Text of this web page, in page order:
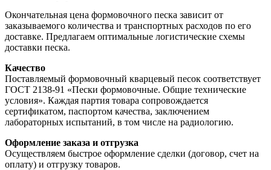
Окончательная цена формовочного песка зависит от
заказываемого количества и транспортных расходов по его
доставке. Предлагаем оптимальные логистические схемы
доставки песка.
Качество
Поставляемый формовочный кварцевый песок соответствует
ГОСТ 2138-91 «Пески формовочные. Общие технические
условия». Каждая партия товара сопровождается
сертификатом, паспортом качества, заключением
лабораторных испытаний, в том числе на радиологию.
Оформление заказа и отгрузка
Осуществляем быстрое оформление сделки (договор, счет на
оплату) и отгрузку товаров.